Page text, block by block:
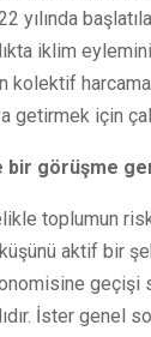
yılında
iklim
kolektif
getirmek için
bir görüşme
toplumun
aktif bir
geçişi
İster genel